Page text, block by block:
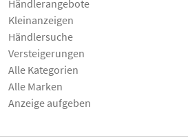
Händlerangebote
Kleinanzeigen
Händlersuche
Versteigerungen
Alle Kategorien
Alle Marken
Anzeige aufgeben